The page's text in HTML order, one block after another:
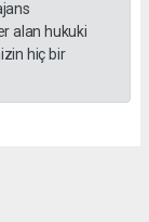
alan hukuki
hiç bir